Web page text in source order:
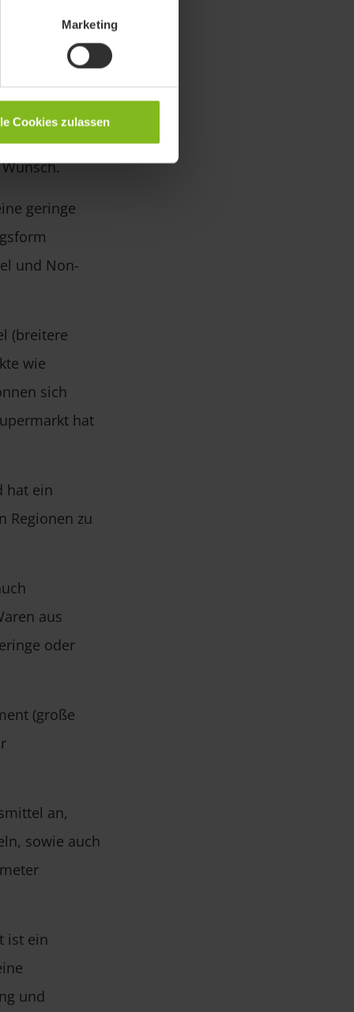
Marketing
Cookies zulassen
oder nicht.
geringe
und Non-
(breitere
wie
sich
hat
hat ein
Regionen zu
aus
oder
(große
an,
sowie auch
ist ein
und